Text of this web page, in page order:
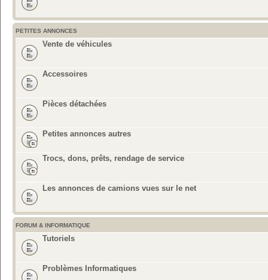
PETITES ANNONCES
Vente de véhicules
Accessoires
Pièces détachées
Petites annonces autres
Trocs, dons, prêts, rendage de service
Les annonces de camions vues sur le net
FORUM & INFORMATIQUE
Tutoriels
Problèmes Informatiques